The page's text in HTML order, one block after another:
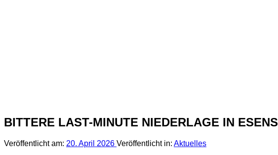
BITTERE LAST-MINUTE NIEDERLAGE IN ESENS
Veröffentlicht am: 20. April 2026 Veröffentlicht in: Aktuelles